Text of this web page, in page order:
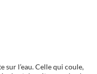
sur l’eau. Celle qui coule,